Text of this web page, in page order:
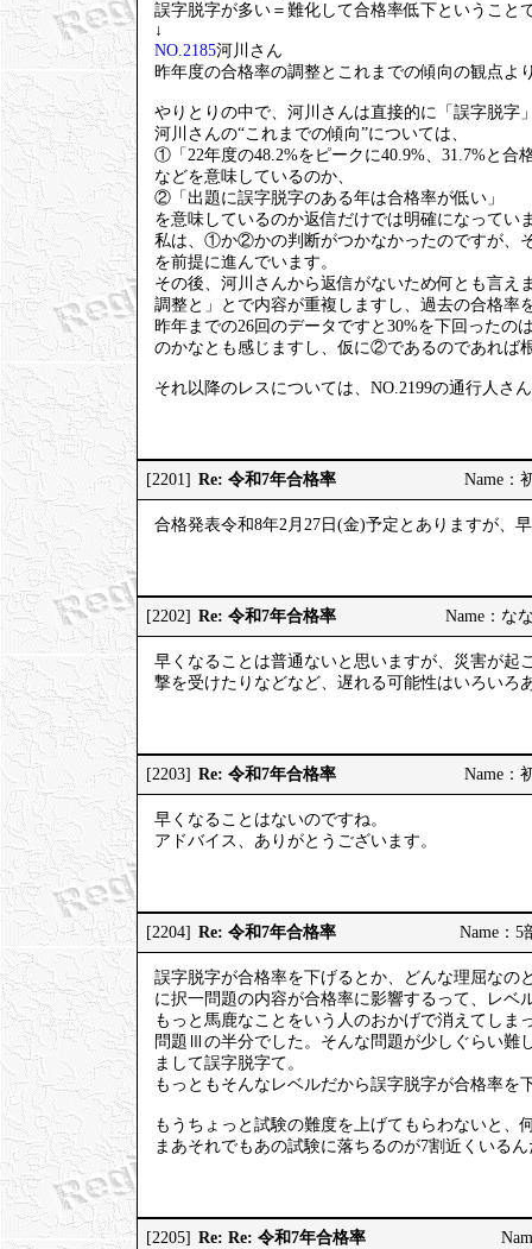
誤字脱字が多い＝難化して合格率低下ということ
↓
NO.2185河川さん
昨年度の合格率の調整とこれまでの傾向の観点よ
やりとりの中で、河川さんは直接的に「誤字脱字
河川さんの“これまでの傾向”については、
①「22年度の48.2%をピークに40.9%、31.7%と合
などを意味しているのか、
②「出題に誤字脱字のある年は合格率が低い」
を意味しているのか返信だけでは明確になってい
私は、①か②かの判断がつかなかったのですが、
を前提に進んでいます。
その後、河川さんから返信がないため何とも言
調整と」とで内容が重複しますし、過去の合格率
昨年までの26回のデータですと30%を下回った
のかなとも感じますし、仮に②であるのであれば
それ以降のレスについては、NO.2199の通行人さ
[2201] Re: 令和7年合格率 Name：
合格発表令和8年2月27日(金)予定とありますが、
[2202] Re: 令和7年合格率 Name：な
早くなることは普通ないと思いますが、災害が起
撃を受けたりなどなど、遅れる可能性はいろいろ
[2203] Re: 令和7年合格率 Name：
早くなることはないのですね。
アドバイス、ありがとうございます。
[2204] Re: 令和7年合格率 Name：
誤字脱字が合格率を下げるとか、どんな理屈なの
に択一問題の内容が合格率に影響するって、レベ
もっと馬鹿なことをいう人のおかげで消えてし
問題Ⅲの半分でした。そんな問題が少しぐらい難
まして誤字脱字て。
もっともそんなレベルだから誤字脱字が合格率
もうちょっと試験の難度を上げてもらわないと、
まあそれでもあの試験に落ちるのが7割近くいる
[2205] Re: Re: 令和7年合格率